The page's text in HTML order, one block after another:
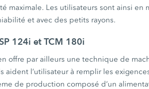
maximale. Les utilisateurs sont ainsi en
et avec des petits rayons.
124i et TCM 180i
offre par ailleurs une technique de
aident l’utilisateur à remplir les
de production composé d’un